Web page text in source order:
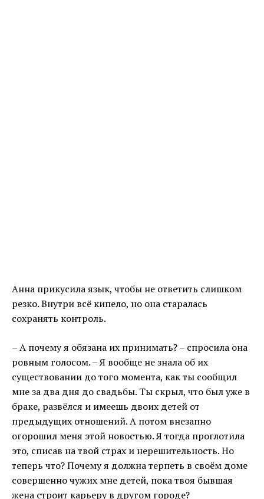
Анна прикусила язык, чтобы не ответить слишком
резко. Внутри всё кипело, но она старалась
сохранять контроль.
– А почему я обязана их принимать? – спросила она
ровным голосом. – Я вообще не знала об их
существовании до того момента, как ты сообщил
мне за два дня до свадьбы. Ты скрыл, что был уже в
браке, развёлся и имеешь двоих детей от
предыдущих отношений. А потом внезапно
огорошил меня этой новостью. Я тогда проглотила
это, списав на твой страх и нерешительность. Но
теперь что? Почему я должна терпеть в своём доме
совершенно чужих мне детей, пока твоя бывшая
жена строит карьеру в другом городе?